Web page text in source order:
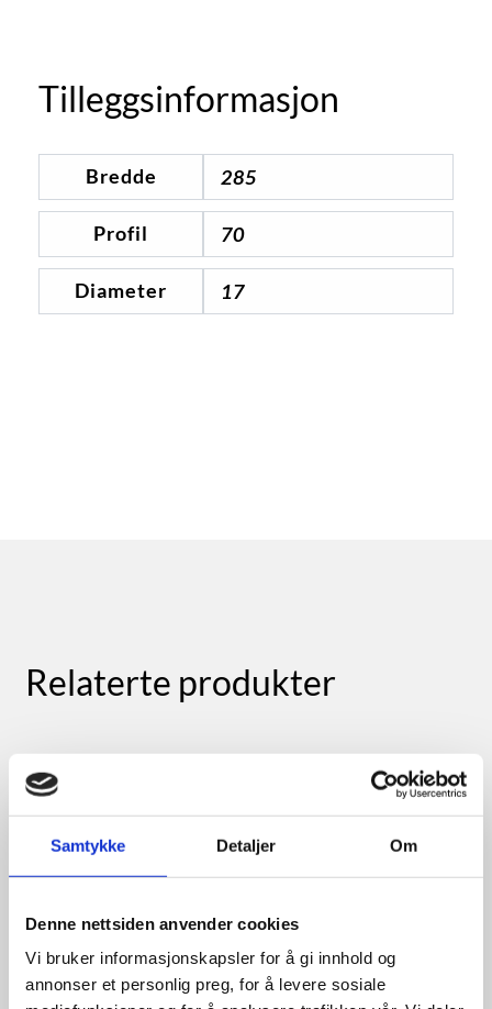
Samtykke Detaljer Om
Denne nettsiden anvender cookies
Vi bruker informasjonskapsler for å gi innhold og
annonser et personlig preg, for å levere sosiale
Tilleggsinformasjon
Bredde 285
Profil 70
Diameter 17
Relaterte produkter